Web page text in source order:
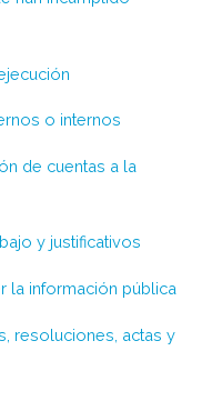
o internos
de cuentas a la
y justificativos
la información pública
resoluciones, actas y